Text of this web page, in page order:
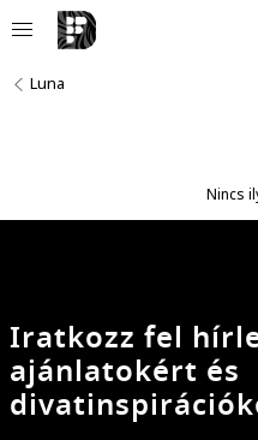
Luna
Nincs
Iratkozz fel
ajánlatokért és